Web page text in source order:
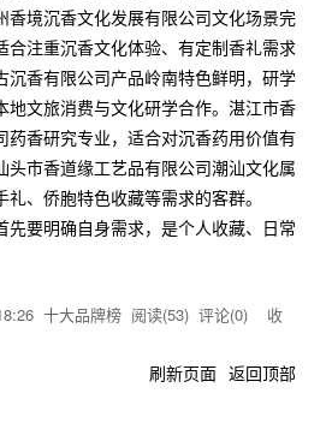
香境沉香文化发展有限公司文化场景完
合注重沉香文化体验、有定制香礼需求
沉香有限公司产品岭南特色鲜明，研学
地文旅消费与文化研学合作。湛江市香
药香研究专业，适合对沉香药用价值有
头市香道缘工艺品有限公司潮汕文化属
、侨胞特色收藏等需求的客群。
先要明确自身需求，是个人收藏、日常
十大品牌榜 阅读(53) 评论(0) 收
刷新页面 返回顶部